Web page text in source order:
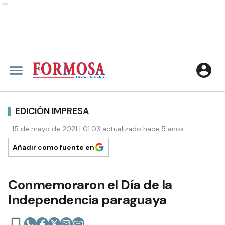
Ads
EDICIÓN IMPRESA
15 de mayo de 2021 | 01:03 actualizado hace 5 años
Añadir como fuente en
Conmemoraron el Día de la
Independencia paraguaya